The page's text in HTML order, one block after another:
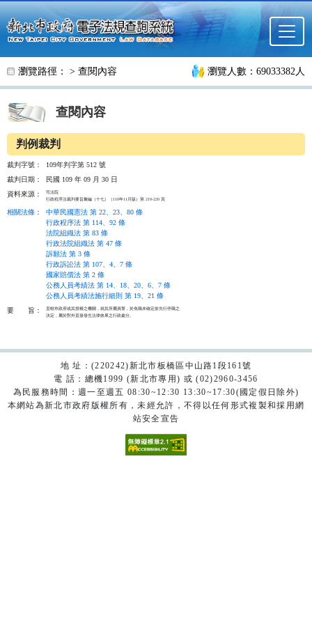
跳至主要內容
瀏覽路徑： > 查閱內容 瀏覽人數：69033382人
查閱內容
判例裁判
裁判字號：
109年判字第 512 號
裁判日期：
民國 109 年 09 月 30 日
資料來源：
司法院
行政程序法裁判要旨彙編（十七）（110年11月版）第 219-220 頁
相關法條 ：
中華民國憲法 第 22、23、80 條
行政程序法 第 114、92 條
法院組織法 第 83 條
行政法院組織法 第 47 條
訴願法 第 3 條
行政訴訟法 第 107、4、7 條
國家賠償法 第 2 條
公務人員考績法 第 14、18、20、6、7 條
公務人員考績法施行細則 第 19、21 條
要
旨：
直轄市政府或其授權之機關，就其所屬員警，於免職未確定前先行停職之
決定，屬於對外直接發生法律效果之行政處分。
地 址：(220242)新北市板橋區中山路1段161號
電 話：總機1999 (新北市專用) 或 (02)2960-3456
為民服務時間：週一至週五 08:30~12:30 13:30~17:30(國定假日除外)
本網站為新北市政府版權所有，未經允許，不得以任何形式複製和採用網
站安全宣告